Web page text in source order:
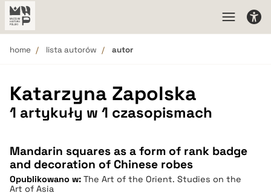
home lista autorów autor
Katarzyna Zapolska
1 artykuły w 1 czasopismach
Mandarin squares as a form of rank badge
and decoration of Chinese robes
Opublikowano w: The Art of the Orient. Studies on the
Art of Asia